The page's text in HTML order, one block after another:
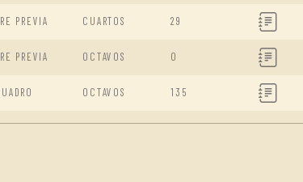
PREVIA CUARTOS 29
PREVIA OCTAVOS 0
OCTAVOS 135